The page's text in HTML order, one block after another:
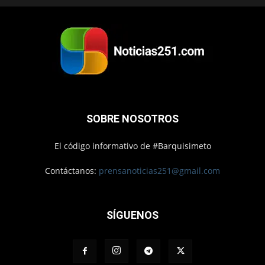
SOBRE NOSOTROS
El código informativo de #Barquisimeto
Contáctanos: prensanoticias251@gmail.com
SÍGUENOS